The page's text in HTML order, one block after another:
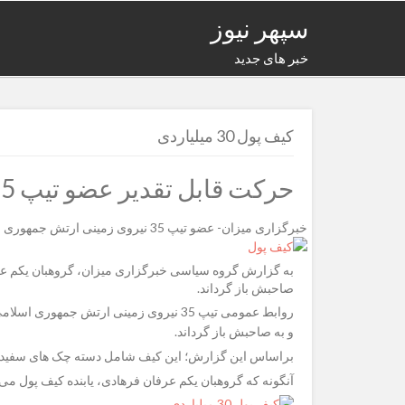
سپهر نیوز
خبر های جدید
کیف پول 30 میلیاردی
حرکت قابل تقدیر عضو تیپ 35 نیروی زمینی ارتش
خبرگزاری میزان- عضو تیپ 35 نیروی زمینی ارتش جمهوری اسلامی ایران، کیف پولی را که حاوی اسناد مالی به ارزش 30 میلیارد ریال بود، به صاحبش باز گرداند.
صاحبش باز گرداند.
روابط عمومی تیپ 35 نیروی زمینی
و به صاحبش باز گرداند.
براساس این گزارش؛ این کیف شامل دسته چک های سفید امضا و کارت
آنگونه که گروهبان یکم عرفان فرهادی، یابنده کیف